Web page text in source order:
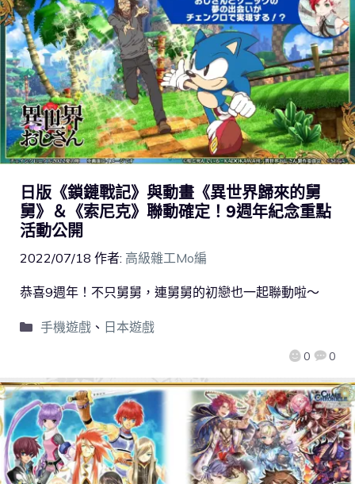
日版《鎖鏈戰記》與動畫《異世界歸來的舅
舅》＆《索尼克》聯動確定！9週年紀念重點
活動公開
2022/07/18 作者: 高級雜工Mo編
0 0
恭喜9週年！不只舅舅，連舅舅的初戀也一起聯動啦～
手機遊戲、 日本遊戲